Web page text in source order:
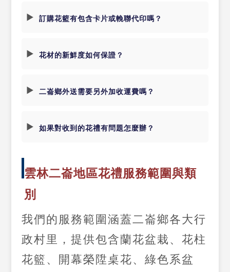
訂購花籃有包含卡片或輓聯代印嗎？
花材的新鮮度如何保證？
二崙鄉外送需要另外加收運費嗎？
如果對收到的花禮有問題怎麼辦？
雲林二崙地區花禮服務範圍與類
別
我們的服務範圍涵蓋二崙鄉各大行
政村里，提供包含蘭花盆栽、花柱
花籃、開幕榮陞桌花、綠色系盆